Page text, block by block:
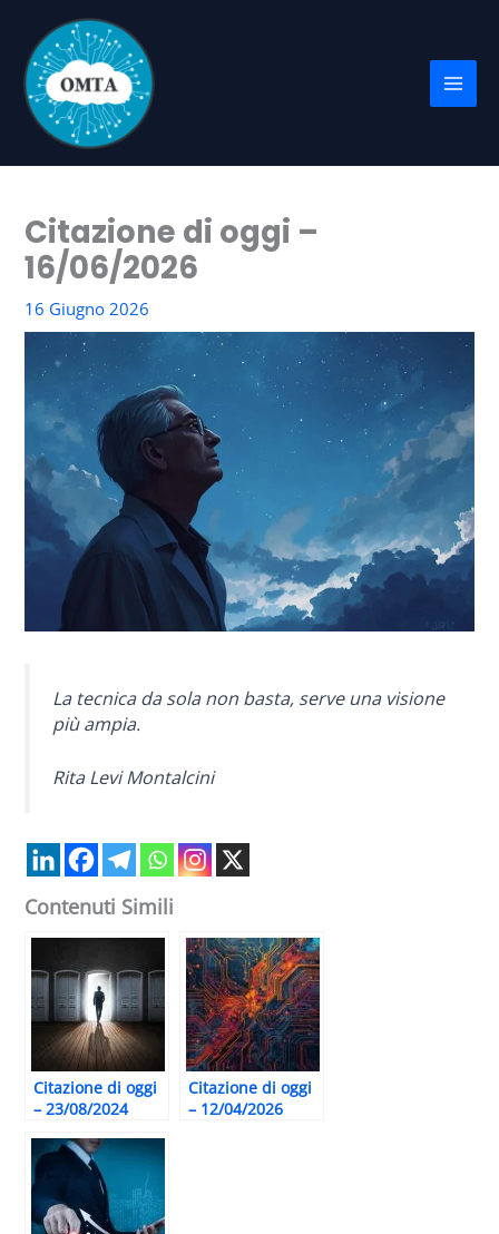
contenuto
Citazione di oggi –
16/06/2026
16 Giugno 2026
La tecnica da sola non basta, serve una visione
più ampia.
Rita Levi Montalcini
Contenuti Simili
Citazione di oggi
– 23/08/2024
Citazione di oggi
– 12/04/2026